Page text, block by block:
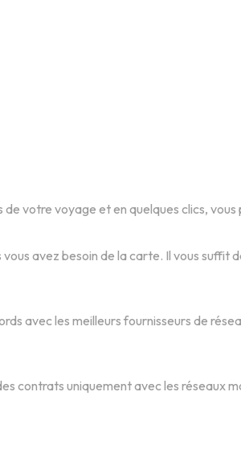
votre voyage et en quelques clics,
avez besoin de la carte. Il vous suffit
avec les meilleurs fournisseurs de
contrats uniquement avec les réseaux